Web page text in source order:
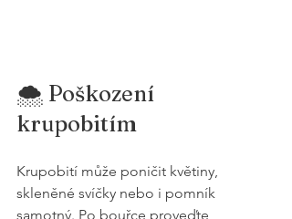
🌨️ Poškození
krupobitím
Krupobití může poničit květiny,
skleněné svíčky nebo i pomník
samotný. Po bouřce proveďte